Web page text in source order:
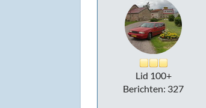
Lid 100+
Berichten: 327